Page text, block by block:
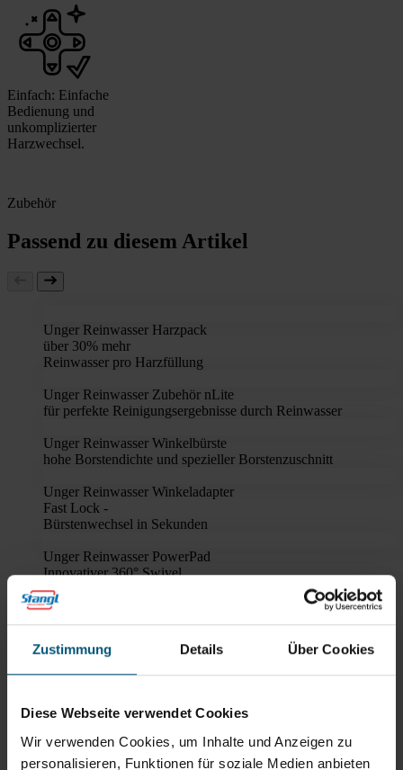
Zustimmung Details Über Cookies
Diese Webseite verwendet Cookies
Wir verwenden Cookies, um Inhalte und Anzeigen zu
personalisieren, Funktionen für soziale Medien anbieten
Einfach: Einfache
Bedienung und
unkomplizierter
Harzwechsel.
Zubehör
Passend zu diesem Artikel
Unger Reinwasser Harzpack
über 30% mehr
Reinwasser pro Harzfüllung
Unger Reinwasser Zubehör nLite
für perfekte Reinigungsergebnisse durch Reinwasser
Unger Reinwasser Winkelbürste
hohe Borstendichte und spezieller Borstenzuschnitt
Unger Reinwasser Winkeladapter
Fast Lock -
Bürstenwechsel in Sekunden
Unger Reinwasser PowerPad
Innovativer 360° Swivel
Unger Reinwasser nLite
Teleskopstangen Carbon
für Arbeitshöhen bis zu 10 Meter